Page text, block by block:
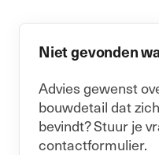
Niet gevonden
Advies gewenst
bouwdetail dat
bevindt? Stuur je
contactformulier.